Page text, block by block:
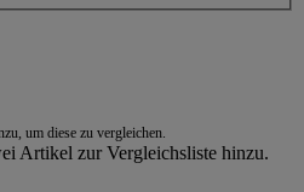
um diese zu vergleichen.
Artikel zur Vergleichsliste hinzu.